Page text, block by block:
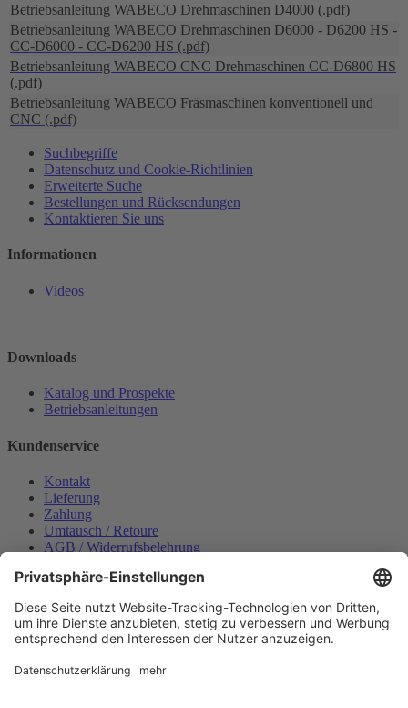
Betriebsanleitung WABECO Drehmaschinen D4000 (.pdf)
Betriebsanleitung WABECO Drehmaschinen D6000 - D6200 HS -
CC-D6000 - CC-D6200 HS (.pdf)
Betriebsanleitung WABECO CNC Drehmaschinen CC-D6800 HS
(.pdf)
Betriebsanleitung WABECO Fräsmaschinen konventionell und
CNC (.pdf)
Suchbegriffe
Datenschutz und Cookie-Richtlinien
Erweiterte Suche
Bestellungen und Rücksendungen
Kontaktieren Sie uns
Informationen
Videos
Downloads
Katalog und Prospekte
Betriebsanleitungen
Kundenservice
Kontakt
Lieferung
Zahlung
Umtausch / Retoure
AGB / Widerrufsbelehrung
Datenschutzerklärung
Bestellung widerrufen
Mein konto